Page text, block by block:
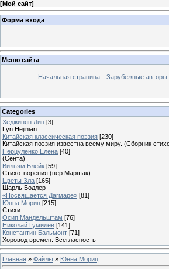
[Мой сайт]
Форма входа
Меню сайта
Начальная страница Зарубежные авторы
Categories
Хеджинян Лин [3]
Lyn Hejinian
Китайская классическая поэзия [230]
Китайская поэзия известна всему миру. (Сборник
Перцуленко Елена [40]
(Сента)
Вильям Блейк [59]
Стихотворения (пер.Маршак)
Цветы Зла [165]
Шарль Бодлер
«Посвящается Дагмаре» [81]
Юнна Мориц [215]
Стихи
Осип Мандельштам [76]
Николай Гумилев [141]
Константин Бальмонт [71]
Хоровод времен. Всегласность
Главная » Файлы » Юнна Мориц